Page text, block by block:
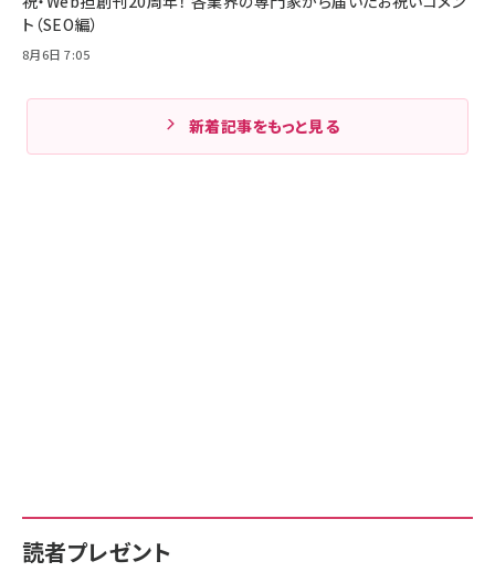
ト（SEO編）
8月6日 7:05
新着記事をもっと見る
読者プレゼント